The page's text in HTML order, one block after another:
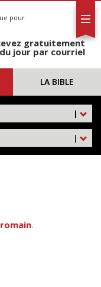
pour
gratuitement
jour par courriel
LA BIBLE
|
|
.